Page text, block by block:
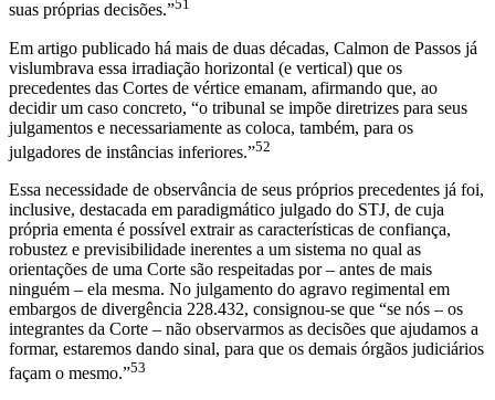
suas próprias decisões.”51
Em artigo publicado há mais de duas décadas, Calmon de Passos já
vislumbrava essa irradiação horizontal (e vertical) que os
precedentes das Cortes de vértice emanam, afirmando que, ao
decidir um caso concreto, “o tribunal se impõe diretrizes para seus
julgamentos e necessariamente as coloca, também, para os
julgadores de instâncias inferiores.”52
Essa necessidade de observância de seus próprios precedentes já foi,
inclusive, destacada em paradigmático julgado do STJ, de cuja
própria ementa é possível extrair as características de confiança,
robustez e previsibilidade inerentes a um sistema no qual as
orientações de uma Corte são respeitadas por ‒ antes de mais
ninguém ‒ ela mesma. No julgamento do agravo regimental em
embargos de divergência 228.432, consignou-se que “se nós – os
integrantes da Corte – não observarmos as decisões que ajudamos a
formar, estaremos dando sinal, para que os demais órgãos judiciários
façam o mesmo.”53